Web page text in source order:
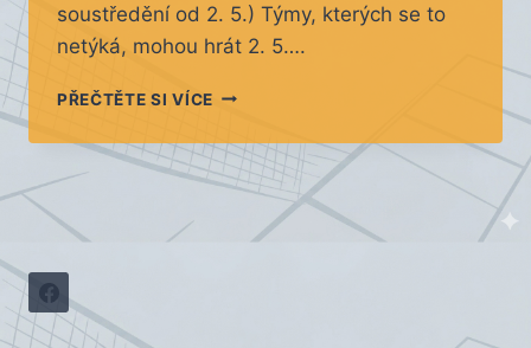
soustředění od 2. 5.) Týmy, kterých se to
netýká, mohou hrát 2. 5….
PŘEČTĚTE SI VÍCEINFO
SCHŮZKY